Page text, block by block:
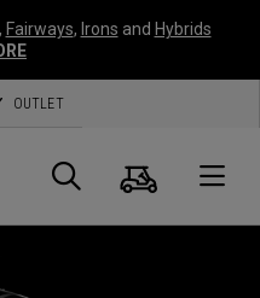
, Fairways, Irons and Hybrids
OUTLET
Suche